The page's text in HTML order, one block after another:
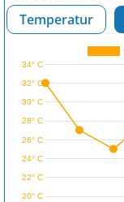
Temperatur
20° C
22° C
24° C
26° C
28° C
30° C
32° C
34° C